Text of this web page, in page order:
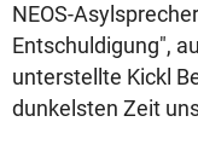
NEOS-
Entschuldigung",
unterstellte Kickl
dunkelsten Zeit